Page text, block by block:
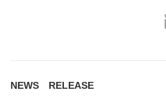
NEWS
RELEASE